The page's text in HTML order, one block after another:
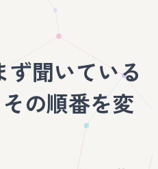
ず聞いている
の順番を変